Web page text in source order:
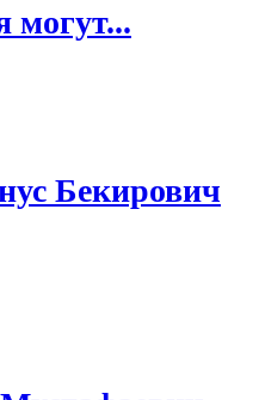
могут...
Бекирович